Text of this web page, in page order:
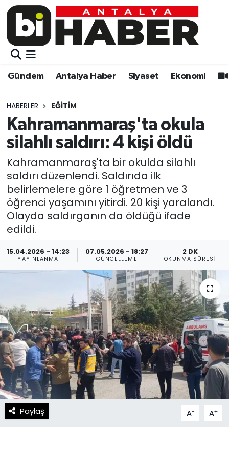
Gündem Antalya Haber Siyaset Ekonomi
HABERLER EĞITIM
Kahramanmaraş'ta okula
silahlı saldırı: 4 kişi öldü
Kahramanmaraş'ta bir okulda silahlı
saldırı düzenlendi. Saldırıda ilk
belirlemelere göre 1 öğretmen ve 3
öğrenci yaşamını yitirdi. 20 kişi yaralandı.
Olayda saldırganın da öldüğü ifade
edildi.
15.04.2026 - 14:23
YAYINLANMA
07.05.2026 - 18:27
GÜNCELLEME
2 DK
OKUNMA SÜRESI
Paylaş A- A+
Gündem
Siyaset
Ekonomi
Video
Eğitim
Kültür-sanat
Sağlık
Spor
Teknoloji
Resmi İlanlar
Gündem
Siyaset
Eğitim
Ekonomi
Kültür-sanat
Sağlık
Spor
Teknoloji
Yaşam
Gizlilik Sözleşmesi
İletişim
Muratpaşa Nöbetçi Eczaneler
Muratpaşa Trafik Yoğunluk Haritası
Süper Lig Puan Durumu ve Fikstür
Tüm Manşetler
Son Dakika Haberleri
Haber Arşivi